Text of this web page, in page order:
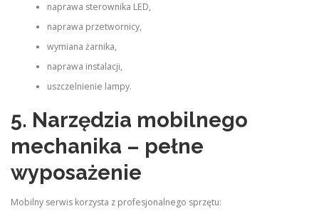
naprawa sterownika LED,
naprawa przetwornicy,
wymiana żarnika,
naprawa instalacji,
uszczelnienie lampy.
5. Narzędzia mobilnego
mechanika – pełne
wyposażenie
Mobilny serwis korzysta z profesjonalnego sprzętu: